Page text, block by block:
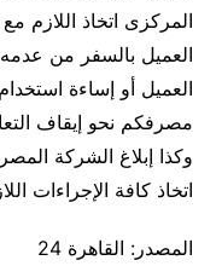
المركزى اتخاذ اللازم
العميل بالسفر من
العميل أو إساءة
مصرفكم نحو إيقاف
اتخاذ كافة الإجراءات
المصدر: القاهرة 24